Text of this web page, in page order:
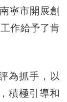
寧市開展創
作給予了肯
為抓手，以
積極引導和